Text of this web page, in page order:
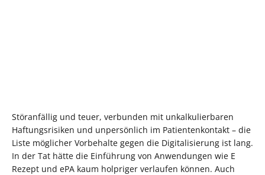
Störanfällig und teuer, verbunden mit unkalkulierbaren
Haftungsrisiken und unpersönlich im Patientenkontakt – die
Liste möglicher Vorbehalte gegen die Digitalisierung ist lang.
In der Tat hätte die Einführung von Anwendungen wie E
Rezept und ePA kaum holpriger verlaufen können. Auch